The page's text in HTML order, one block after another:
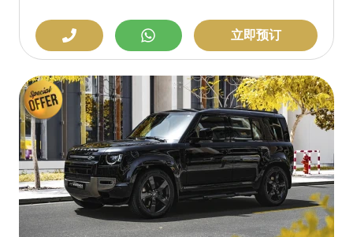
立即预订